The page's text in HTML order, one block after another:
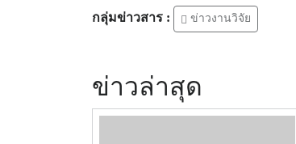
กลุ่มข่าวสาร : ข่าวงานวิจัย
ข่าวล่าสุด